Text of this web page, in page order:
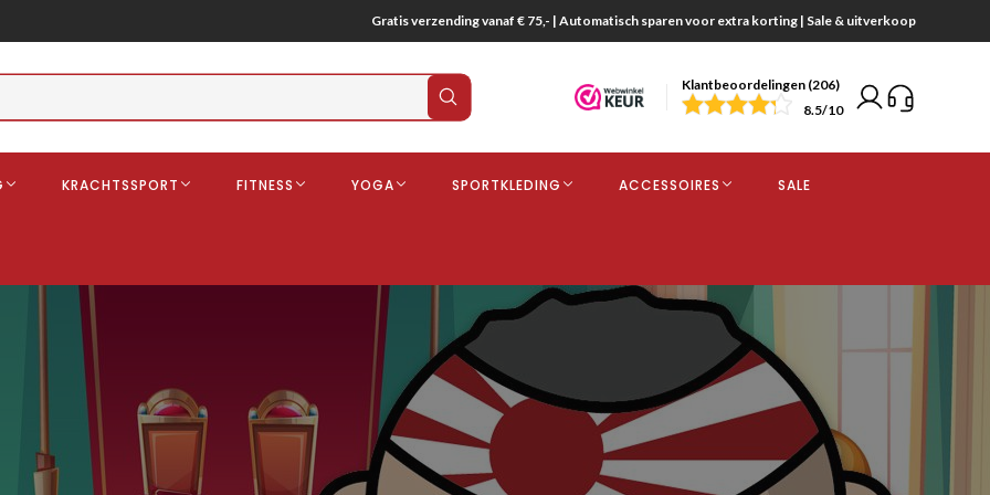
Gratis verzending vanaf € 75,- | Automatisch sparen voor extra korting | Sale & uitverkoop
Klantbeoordelingen (206)
8.5/10
KRACHTSSPORT FITNESS YOGA SPORTKLEDING ACCESSOIRES SALE